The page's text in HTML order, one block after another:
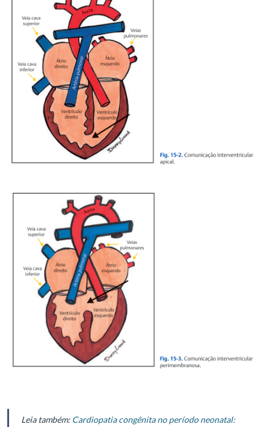
Leia também: Cardiopatia congênita no período neonatal: